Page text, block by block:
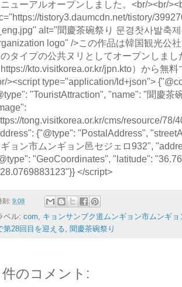
ニューアルオープンしました。<br/><br/
tistory3.daumcdn.net/tistory/
alt="聞慶茶碗祭り 문경찻사발축
logo" />この作品は韓国観光公
タイプの公共ヌリとしてオープンしまし
https://kto.visitkorea.or.kr/jpn.kto）から無
><script type="application/ld+json">
"TouristAttraction", "name": "聞慶茶
tong.visitkorea.or.kr/cms/resource/78/
{"@type": "PostalAddress",
ョン市ムンギョン邑セジェロ932",
"GeoCoordinates", "latitude":
</script>
刻: 9:08
ベル: com, キョンサンブク道ムンギョン市ムンギ
第28回目を迎える, 聞慶茶碗祭り
件のコメント: